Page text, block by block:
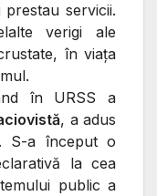
servicii.
verigi ale
în viaţa
în URSS a
, a adus
S-a început o
la cea
public a